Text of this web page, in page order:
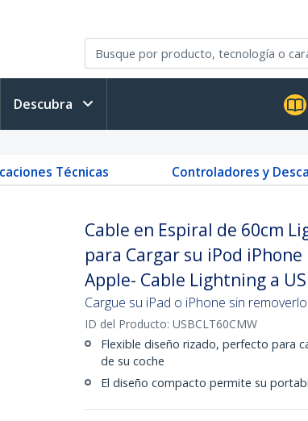
Descubra
Técnicas Controladores y
Cable en Espiral de 60cm
para Cargar su iPod
Apple- Cable Lightning a
Cargue su iPad o iPhone sin
ID del Producto: USBCLT60CMW
Flexible diseño rizado, perfecto para
de su coche
El diseño compacto permite su